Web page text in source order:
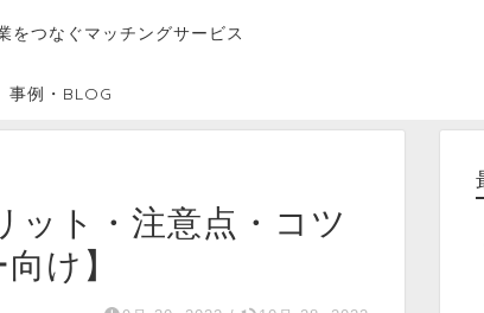
をつなぐマッチングサービス
事例・BLOG
ット・注意点・コツ
け】